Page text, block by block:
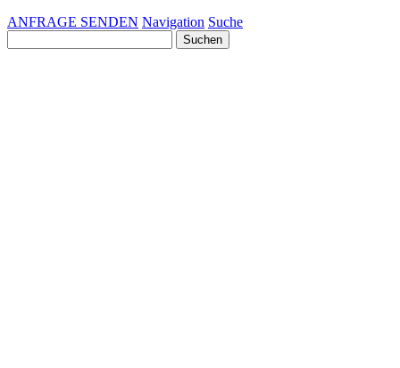
ANFRAGE SENDEN Navigation Suche
nach: